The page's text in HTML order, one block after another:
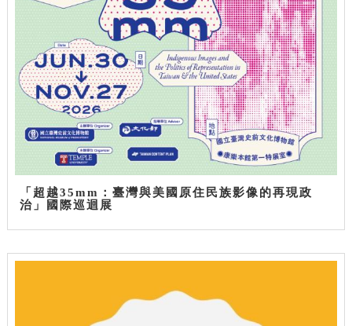
「超越35mm：臺灣與美國原住民族影像的再現政
治」國際巡迴展